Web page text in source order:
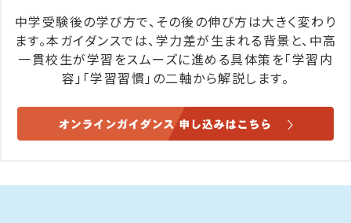
中学受験後の学び方で、その後の伸び方は大きく変わり
ます。本ガイダンスでは、学力差が生まれる背景と、中高
一貫校生が学習をスムーズに進める具体策を「学習内
容」「学習習慣」の二軸から解説します。